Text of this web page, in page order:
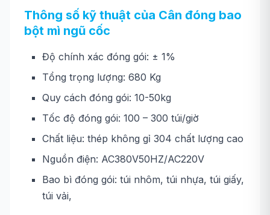
Thông số kỹ thuật của Cân đóng bao
bột mì ngũ cốc
Độ chính xác đóng gói: ± 1%
Tổng trọng lượng: 680 Kg
Quy cách đóng gói: 10-50kg
Tốc độ đóng gói: 100 – 300 túi/giờ
Chất liệu: thép không gỉ 304 chất lượng cao
Nguồn điện: AC380V50HZ/AC220V
Bao bì đóng gói: túi nhôm, túi nhựa, túi giấy,
túi vải,